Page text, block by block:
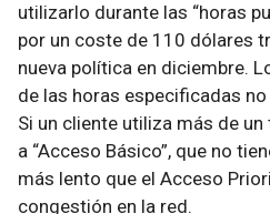
utilizarlo durante las “horas
por un coste de 110 dólares
nueva política en diciembre.
de las horas especificadas
Si un cliente utiliza más de
a “Acceso Básico”, que no
más lento que el Acceso
congestión en la red.